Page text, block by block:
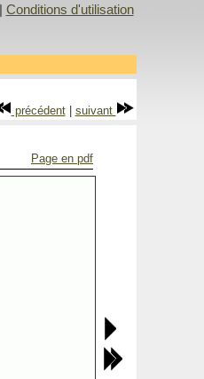
Conditions d'utilisation
précédent| suivant
Page en pdf